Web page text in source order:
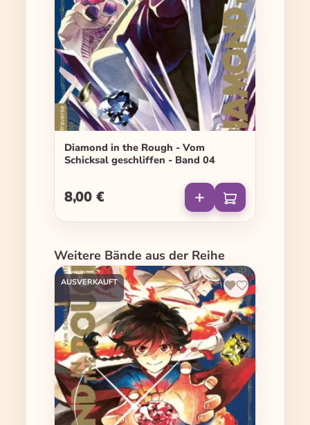
Diamond in the Rough - Vom
Schicksal geschliffen - Band 04
Regulärer Preis:
8,00 €
Produktgalerie überspringen
Weitere Bände aus der Reihe
AUSVERKAUFT